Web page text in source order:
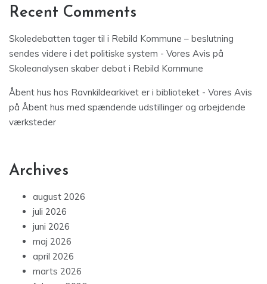
Recent Comments
Skoledebatten tager til i Rebild Kommune – beslutning
sendes videre i det politiske system - Vores Avis på
Skoleanalysen skaber debat i Rebild Kommune
Åbent hus hos Ravnkildearkivet er i biblioteket - Vores Avis
på Åbent hus med spændende udstillinger og arbejdende
værksteder
Archives
august 2026
juli 2026
juni 2026
maj 2026
april 2026
marts 2026